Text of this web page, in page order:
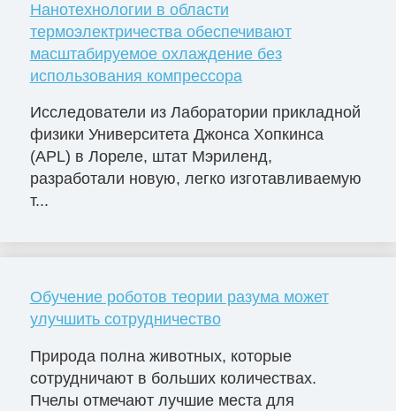
Нанотехнологии в области
термоэлектричества обеспечивают
масштабируемое охлаждение без
использования компрессора
Исследователи из Лаборатории прикладной
физики Университета Джонса Хопкинса
(APL) в Лореле, штат Мэриленд,
разработали новую, легко изготавливаемую
т...
Обучение роботов теории разума может
улучшить сотрудничество
Природа полна животных, которые
сотрудничают в больших количествах.
Пчелы отмечают лучшие места для